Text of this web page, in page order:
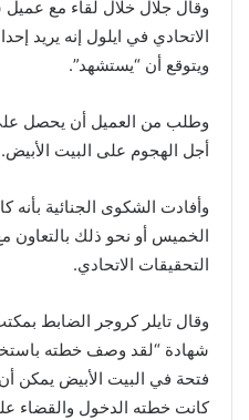
وقال جلال خلال لقاء مع
الاتحادي في ايلول إنه يريد
ويتوقع أن “يستشهد”.
وطلب من العميل أن يحصل
أجل الهجوم على البيت الأبيض.
وأفادت الشكوى الجنائية بأنه
الخميس أو نحو ذلك بالتعاون
التحقيقات الاتحادي.
وقال تايلر كروجر الضابط
فتحة في البيت الأبيض يمكن
كانت خطته الدخول والقضاء